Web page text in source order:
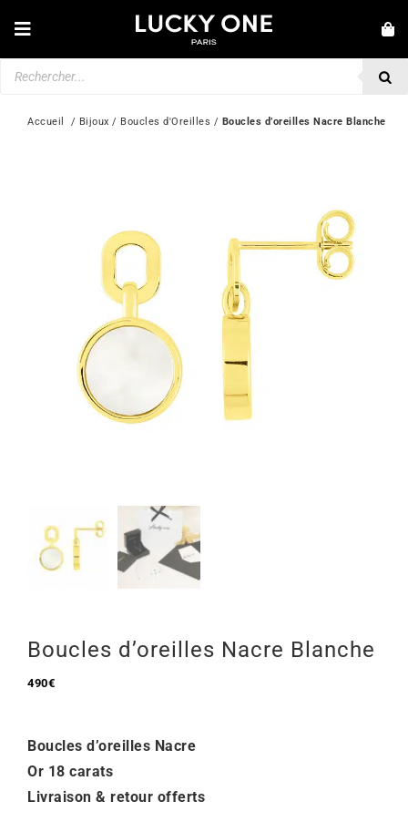
auToggle
Navigation
SECONDE MAIN
MARQUES
💎 SERVICE CLIENT
Accueil
  /
Bijoux / Boucles d'Oreilles / Boucles d’oreilles Nacre Blanche
Boucles d’oreilles Nacre Blanche
490€
Boucles d’oreilles Nacre
Or 18 carats
Livraison & retour offerts